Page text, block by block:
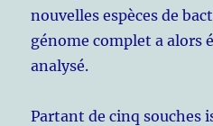
nouvelles espèces de
génome complet a alors
analysé.
Partant de cinq souches